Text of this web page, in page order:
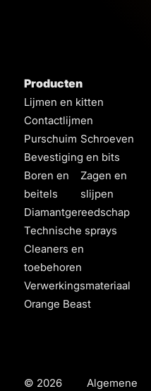
Producten
Lijmen en kitten
Contactlijmen
Purschuim Schroeven
Bevestiging en bits
Boren en
beitels
Zagen en
slijpen
Diamantgereedschap
Technische sprays
Cleaners en
toebehoren
Verwerkingsmateriaal
Orange Beast
© 2026 Algemene